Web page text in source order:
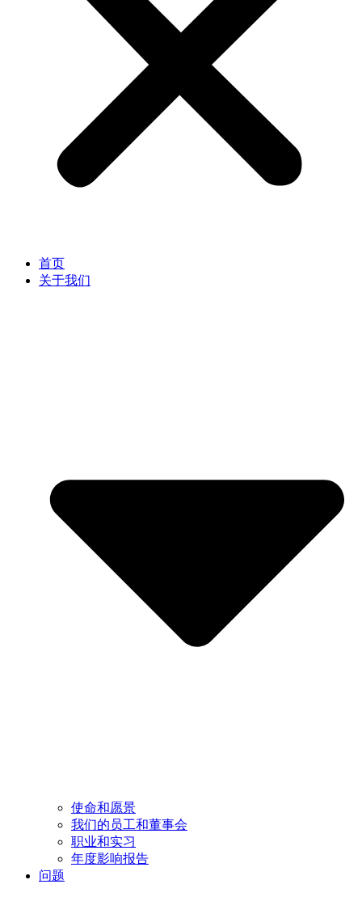
首页
关于我们
使命和愿景
我们的员工和董事会
职业和实习
年度影响报告
问题